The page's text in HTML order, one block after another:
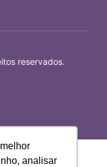
analisar
reservados.